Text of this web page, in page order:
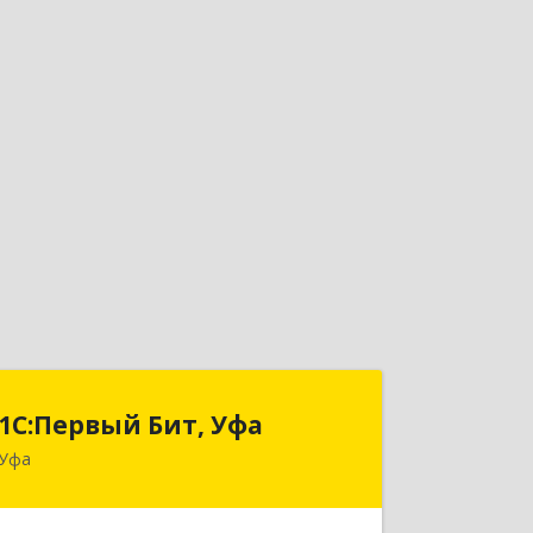
1С:Первый Бит, Уфа
1С:Первый Бит, Уфа